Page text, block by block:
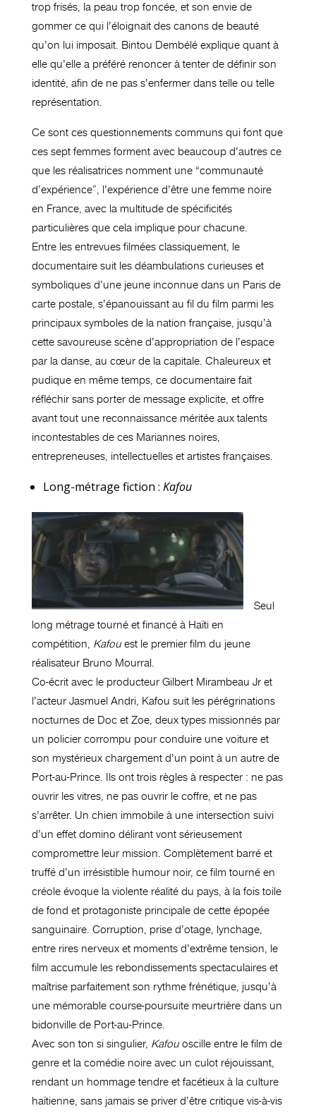
trop frisés, la peau trop foncée, et son envie de
gommer ce qui l’éloignait des canons de beauté
qu’on lui imposait. Bintou Dembélé explique quant à
elle qu’elle a préféré renoncer à tenter de définir son
identité, afin de ne pas s’enfermer dans telle ou telle
représentation.
Ce sont ces questionnements communs qui font que
ces sept femmes forment avec beaucoup d’autres ce
que les réalisatrices nomment une “communauté
d’expérience”, l’expérience d’être une femme noire
en France, avec la multitude de spécificités
particulières que cela implique pour chacune.
Entre les entrevues filmées classiquement, le
documentaire suit les déambulations curieuses et
symboliques d’une jeune inconnue dans un Paris de
carte postale, s’épanouissant au fil du film parmi les
principaux symboles de la nation française, jusqu’à
cette savoureuse scène d’appropriation de l’espace
par la danse, au cœur de la capitale. Chaleureux et
pudique en même temps, ce documentaire fait
réfléchir sans porter de message explicite, et offre
avant tout une reconnaissance méritée aux talents
incontestables de ces Mariannes noires,
entrepreneuses, intellectuelles et artistes françaises.
Long-métrage fiction : Kafou
Seul
long métrage tourné et financé à Haïti en
compétition, Kafouest le premier film du jeune
réalisateur Bruno Mourral.
Co-écrit avec le producteur Gilbert Mirambeau Jr et
l’acteur Jasmuel Andri, Kafou suit les pérégrinations
nocturnes de Doc et Zoe, deux types missionnés par
un policier corrompu pour conduire une voiture et
son mystérieux chargement d’un point à un autre de
Port-au-Prince. Ils ont trois règles à respecter : ne pas
ouvrir les vitres, ne pas ouvrir le coffre, et ne pas
s’arrêter. Un chien immobile à une intersection suivi
d’un effet domino délirant vont sérieusement
compromettre leur mission. Complètement barré et
truffé d’un irrésistible humour noir, ce film tourné en
créole évoque la violente réalité du pays, à la fois toile
de fond et protagoniste principale de cette épopée
sanguinaire. Corruption, prise d’otage, lynchage,
entre rires nerveux et moments d’extrême tension, le
film accumule les rebondissements spectaculaires et
maîtrise parfaitement son rythme frénétique, jusqu’à
une mémorable course-poursuite meurtrière dans un
bidonville de Port-au-Prince.
Avec son ton si singulier, Kafouoscille entre le film de
genre et la comédie noire avec un culot réjouissant,
rendant un hommage tendre et facétieux à la culture
haïtienne, sans jamais se priver d’être critique vis-à-vis